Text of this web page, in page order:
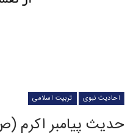
احادیث نبوی تربیت اسلامی
حدیث پیامبر اکرم